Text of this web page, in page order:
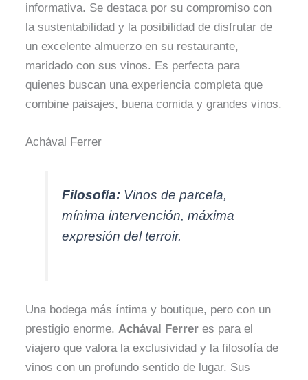
informativa. Se destaca por su compromiso con
la sustentabilidad y la posibilidad de disfrutar de
un excelente almuerzo en su restaurante,
maridado con sus vinos. Es perfecta para
quienes buscan una experiencia completa que
combine paisajes, buena comida y grandes vinos.
Achával Ferrer
Filosofía: Vinos de parcela,
mínima intervención, máxima
expresión del terroir.
Una bodega más íntima y boutique, pero con un
prestigio enorme. Achával Ferrer es para el
viajero que valora la exclusividad y la filosofía de
vinos con un profundo sentido de lugar. Sus